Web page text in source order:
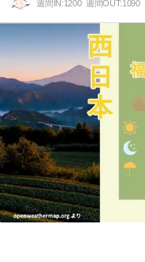
週間IN:1200 週間OUT:1090